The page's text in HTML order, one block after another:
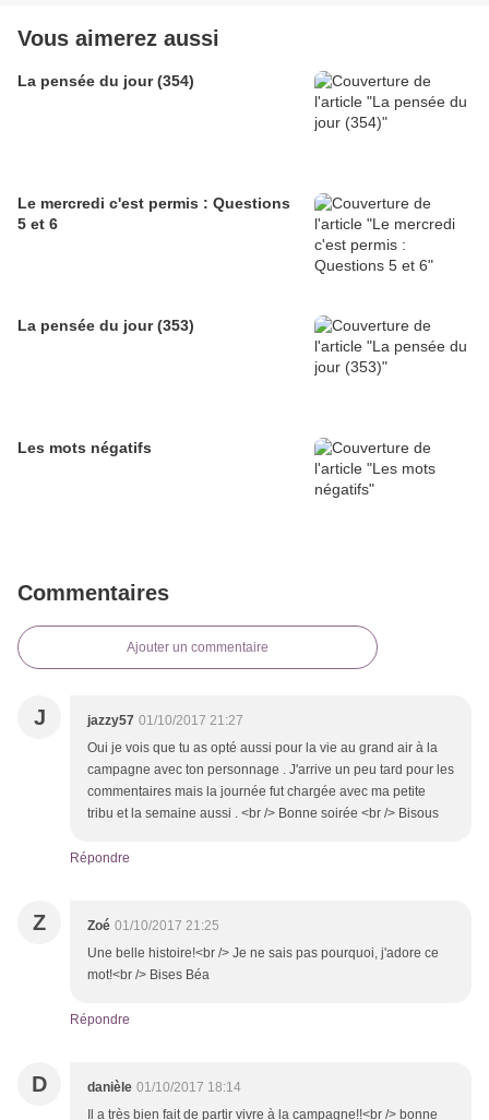
Vous aimerez aussi
La pensée du jour (354)
Le mercredi c'est permis : Questions
5 et 6
La pensée du jour (353)
Les mots négatifs
Commentaires
Ajouter un commentaire
J jazzy57 01/10/2017 21:27
Oui je vois que tu as opté aussi pour la vie au grand air à la
campagne avec ton personnage . J'arrive un peu tard pour les
commentaires mais la journée fut chargée avec ma petite
tribu et la semaine aussi . <br /> Bonne soirée <br /> Bisous
Répondre
Z Zoé 01/10/2017 21:25
Une belle histoire!<br /> Je ne sais pas pourquoi, j'adore ce
mot!<br /> Bises Béa
Répondre
D danièle 01/10/2017 18:14
Il a très bien fait de partir vivre à la campagne!!<br /> bonne